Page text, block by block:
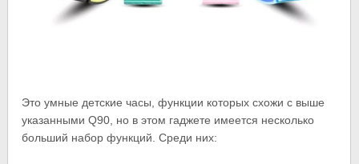
Это умные детские часы, функции которых схожи с выше
указанными Q90, но в этом гаджете имеется несколько
больший набор функций. Среди них: